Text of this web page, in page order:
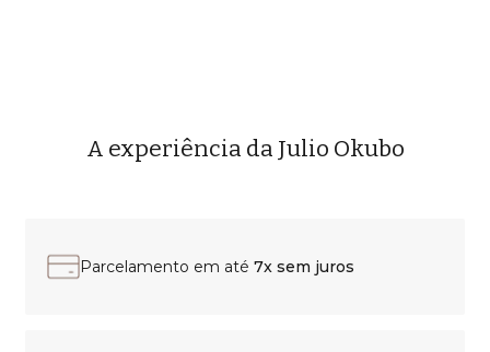
A experiência da Julio Okubo
Parcelamento em até 7x sem juros